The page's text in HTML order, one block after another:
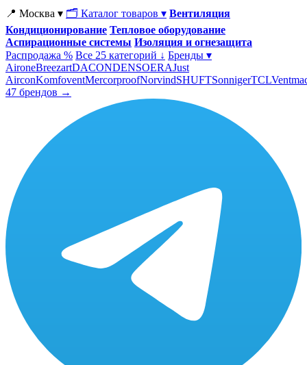
📍 Москва ▾ 🗂 Каталог товаров ▾ Вентиляция
Кондиционирование Тепловое оборудование
Аспирационные системы Изоляция и огнезащита
Распродажа % Все 25 категорий ↓ Бренды ▾
AironeBreezartDACONDENSOERAJust
AirconKomfoventMercorproofNorvindSHUFTSonnigerTCL
47 брендов →